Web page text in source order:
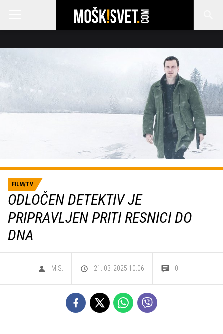
FILM/TV
ODLOČEN DETEKTIV JE
PRIPRAVLJEN PRITI RESNICI DO
DNA
M.S. 21. 03. 2025 10.06 0